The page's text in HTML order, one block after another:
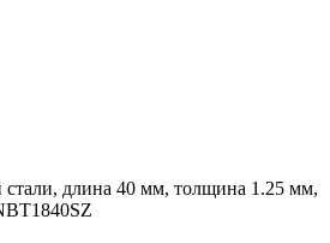
длина 40 мм, толщина 1.25 мм,